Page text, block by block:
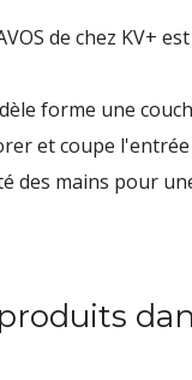
de chez KV+
forme une
et coupe
des mains pour